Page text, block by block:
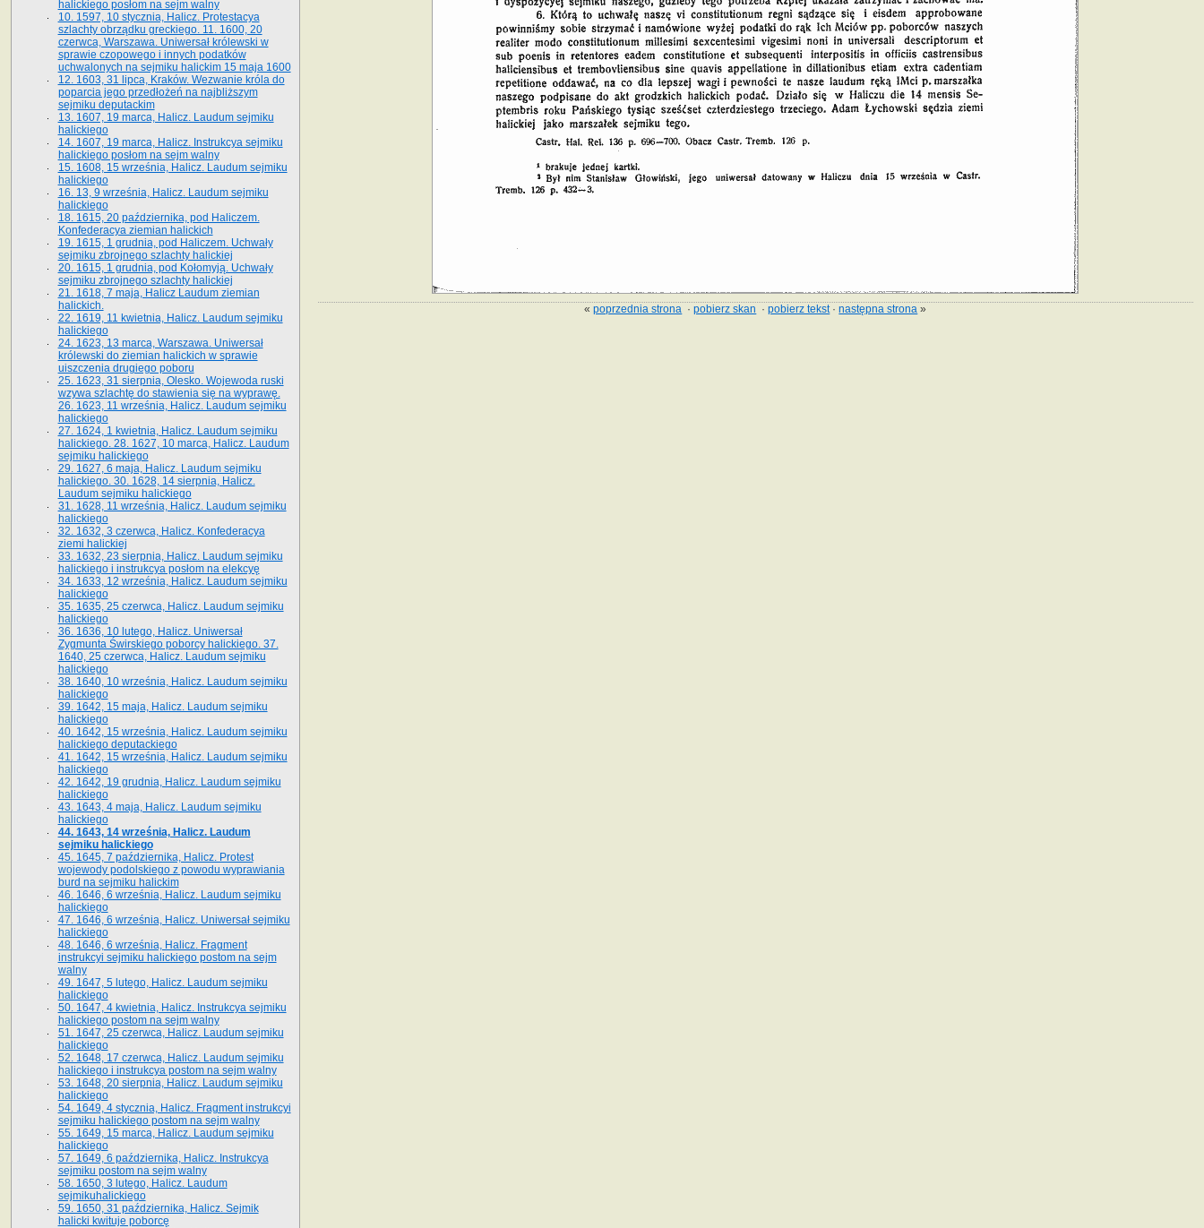
«poprzednia strona ·pobierz skan ·pobierz tekst·następna strona »
halickiego posłom na sejm walny
10. 1597, 10 stycznia, Halicz. Protestacya
szlachty obrządku greckiego. 11. 1600, 20
czerwca, Warszawa. Uniwersał królewski w
sprawie czopowego i innych podatków
uchwalonych na sejmiku halickim 15 maja 1600
12. 1603, 31 lipca, Kraków. Wezwanie króla do
poparcia jego przedłożeń na najbliższym
sejmiku deputackim
13. 1607, 19 marca, Halicz. Laudum sejmiku
halickiego
14. 1607, 19 marca, Halicz. Instrukcya sejmiku
halickiego posłom na sejm walny
15. 1608, 15 września, Halicz. Laudum sejmiku
halickiego
16. 13, 9 września, Halicz. Laudum sejmiku
halickiego
18. 1615, 20 października, pod Haliczem.
Konfederacya ziemian halickich
19. 1615, 1 grudnia, pod Haliczem. Uchwały
sejmiku zbrojnego szlachty halickiej
20. 1615, 1 grudnia, pod Kołomyją. Uchwały
sejmiku zbrojnego szlachty halickiej
21. 1618, 7 maja, Halicz Laudum ziemian
halickich.
22. 1619, 11 kwietnia, Halicz. Laudum sejmiku
halickiego
24. 1623, 13 marca, Warszawa. Uniwersał
królewski do ziemian halickich w sprawie
uiszczenia drugiego poboru
25. 1623, 31 sierpnia, Olesko. Wojewoda ruski
wzywa szlachtę do stawienia się na wyprawę.
26. 1623, 11 września, Halicz. Laudum sejmiku
halickiego
27. 1624, 1 kwietnia, Halicz. Laudum sejmiku
halickiego. 28. 1627, 10 marca, Halicz. Laudum
sejmiku halickiego
29. 1627, 6 maja, Halicz. Laudum sejmiku
halickiego. 30. 1628, 14 sierpnia, Halicz.
Laudum sejmiku halickiego
31. 1628, 11 września, Halicz. Laudum sejmiku
halickiego
32. 1632, 3 czerwca, Halicz. Konfederacya
ziemi halickiej
33. 1632, 23 sierpnia, Halicz. Laudum sejmiku
halickiego i instrukcya posłom na elekcyę
34. 1633, 12 września, Halicz. Laudum sejmiku
halickiego
35. 1635, 25 czerwca, Halicz. Laudum sejmiku
halickiego
36. 1636, 10 lutego, Halicz. Uniwersał
Zygmunta Świrskiego poborcy halickiego. 37.
1640, 25 czerwca, Halicz. Laudum sejmiku
halickiego
38. 1640, 10 września, Halicz. Laudum sejmiku
halickiego
39. 1642, 15 maja, Halicz. Laudum sejmiku
halickiego
40. 1642, 15 września, Halicz. Laudum sejmiku
halickiego deputackiego
41. 1642, 15 września, Halicz. Laudum sejmiku
halickiego
42. 1642, 19 grudnia, Halicz. Laudum sejmiku
halickiego
43. 1643, 4 maja, Halicz. Laudum sejmiku
halickiego
44. 1643, 14 września, Halicz. Laudum
sejmiku halickiego
45. 1645, 7 października, Halicz. Protest
wojewody podolskiego z powodu wyprawiania
burd na sejmiku halickim
46. 1646, 6 września, Halicz. Laudum sejmiku
halickiego
47. 1646, 6 września, Halicz. Uniwersał sejmiku
halickiego
48. 1646, 6 września, Halicz. Fragment
instrukcyi sejmiku halickiego postom na sejm
walny
49. 1647, 5 lutego, Halicz. Laudum sejmiku
halickiego
50. 1647, 4 kwietnia, Halicz. Instrukcya sejmiku
halickiego postom na sejm walny
51. 1647, 25 czerwca, Halicz. Laudum sejmiku
halickiego
52. 1648, 17 czerwca, Halicz. Laudum sejmiku
halickiego i instrukcya postom na sejm walny
53. 1648, 20 sierpnia, Halicz. Laudum sejmiku
halickiego
54. 1649, 4 stycznia, Halicz. Fragment instrukcyi
sejmiku halickiego postom na sejm walny
55. 1649, 15 marca, Halicz. Laudum sejmiku
halickiego
57. 1649, 6 października, Halicz. Instrukcya
sejmiku postom na sejm walny
58. 1650, 3 lutego, Halicz. Laudum
sejmikuhalickiego
59. 1650, 31 października, Halicz. Sejmik
halicki kwituje poborcę